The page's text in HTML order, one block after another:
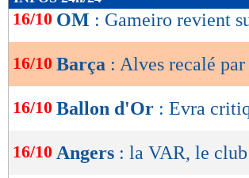
de
OK
16/10 OM : Gameiro revient
16/10 Barça : Alves recalé
16/10 Ballon d'Or : Evra
16/10 Angers : la VAR, le